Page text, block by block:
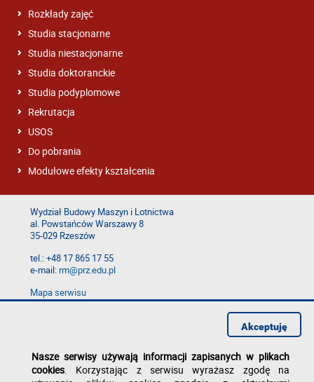
Rozkłady zajęć
Studia stacjonarne
Studia niestacjonarne
Studia doktoranckie
Studia podyplomowe
Rekrutacja
USOS
Do pobrania
Modułowe efekty kształcenia
Wydział Budowy Maszyn i Lotnictwa
al. Powstańców Warszawy 8
35-029 Rzeszów
tel.: +48 17 865 17 55
e-mail:rm@prz.edu.pl
Mapa serwisu
Deklaracja dostępności
Nasze serwisy używają informacji zapisanych w plikach
cookies. Korzystając z serwisu wyrażasz zgodę na
Akceptuję